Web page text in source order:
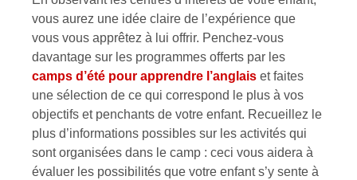
vous aurez une idée claire de l’expérience que
vous vous apprêtez à lui offrir. Penchez-vous
davantage sur les programmes offerts par les
camps d’été pour apprendre l’anglais et faites
une sélection de ce qui correspond le plus à vos
objectifs et penchants de votre enfant. Recueillez le
plus d’informations possibles sur les activités qui
sont organisées dans le camp : ceci vous aidera à
évaluer les possibilités que votre enfant s’y sente à